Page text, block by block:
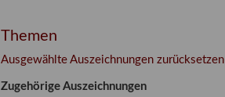
Themen
Ausgewählte Auszeichnungen zurücksetzen
Zugehörige Auszeichnungen